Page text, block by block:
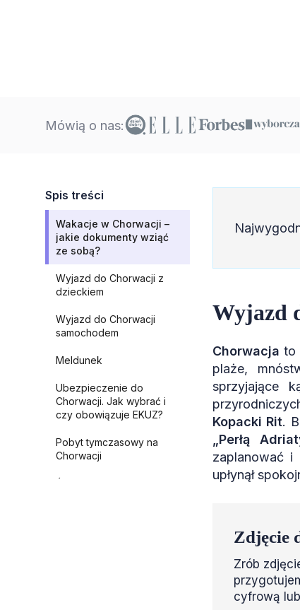
Mówią o nas:
Spis treści
Wakacje w Chorwacji –
jakie dokumenty wziąć
ze sobą?
Wyjazd do Chorwacji z
dzieckiem
Wyjazd do Chorwacji
samochodem
Meldunek
Ubezpieczenie do
Chorwacji. Jak wybrać i
czy obowiązuje EKUZ?
Pobyt tymczasowy na
Chorwacji
Wyjazd
Chorwacja to
plaże,
sprzyjające
Kopacki Rit.
„Perłą
zaplanować i
upłynął
Zdjęcie
Zrób
cyfrową